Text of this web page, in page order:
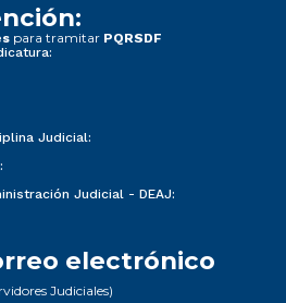
para tramitar PQRSDF
Judicial:
Judicial - DEAJ:
electrónico
Judiciales)